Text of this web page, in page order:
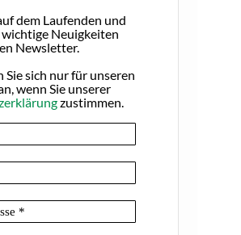
dem Laufenden und
wichtige Neuigkeiten
Newsletter.
Sie sich nur für unseren
wenn Sie unserer
zustimmen.